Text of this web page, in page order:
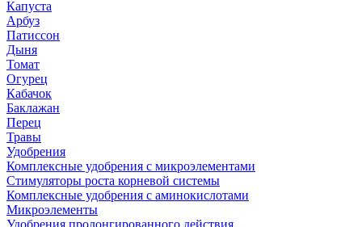
Капуста
Арбуз
Патиссон
Дыня
Томат
Огурец
Кабачок
Баклажан
Перец
Травы
Удобрения
Комплексные удобрения с микроэлементами
Стимуляторы роста корневой системы
Комплексные удобрения с аминокислотами
Микроэлементы
Удобрения пролонгированного действия